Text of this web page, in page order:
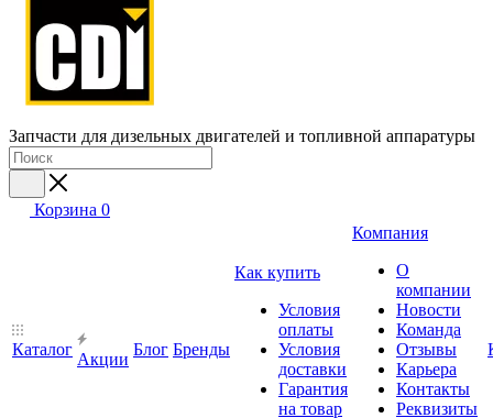
Запчасти для дизельных двигателей и топливной аппаратуры
Корзина 0
Каталог
Акции
Блог Бренды
Как купить
Условия
оплаты
Условия
доставки
Гарантия
на товар
Компания
О
компании
Новости
Команда
Отзывы
Карьера
Контакты
Реквизиты